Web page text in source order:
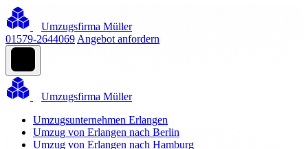
Umzugsfirma Müller
01579-2644069 Angebot anfordern
Umzugsfirma Müller
Umzugsunternehmen Erlangen
Umzug von Erlangen nach Berlin
Umzug von Erlangen nach Hamburg